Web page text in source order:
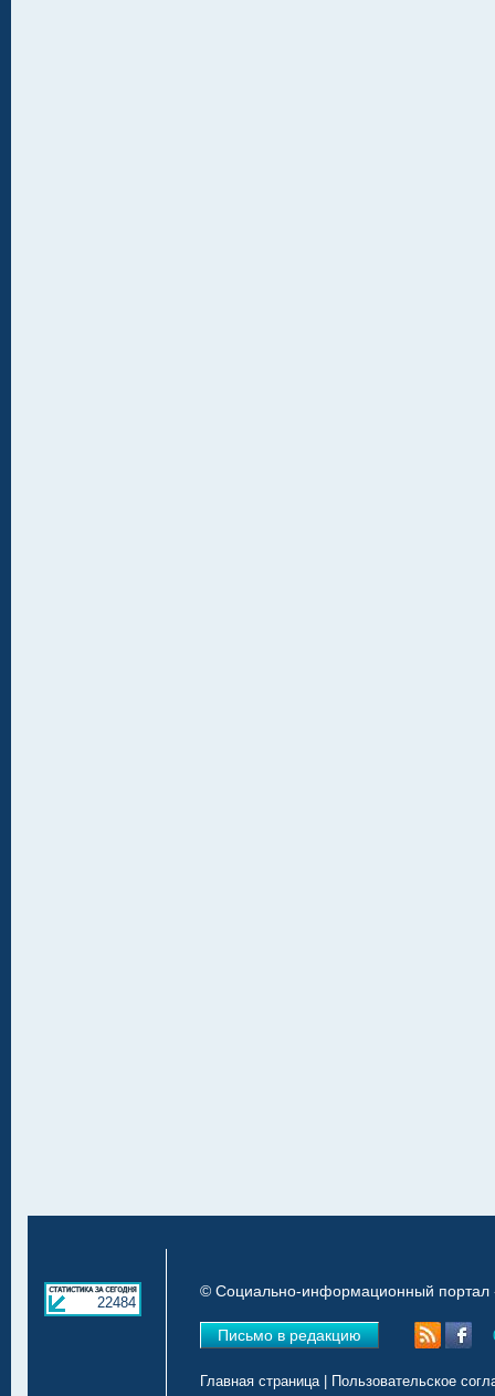
22484
© Социально-информационный портал
Письмо в редакцию
Главная страница| Пользовательское